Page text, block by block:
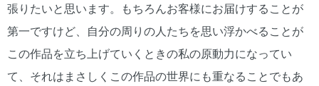
張りたいと思います。もちろんお客様にお届けすることが
第一ですけど、自分の周りの人たちを思い浮かべることが
この作品を立ち上げていくときの私の原動力になってい
て、それはまさしくこの作品の世界にも重なることでもあ